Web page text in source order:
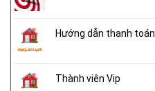
Hướng dẫn thanh toán
Thành viên Vip